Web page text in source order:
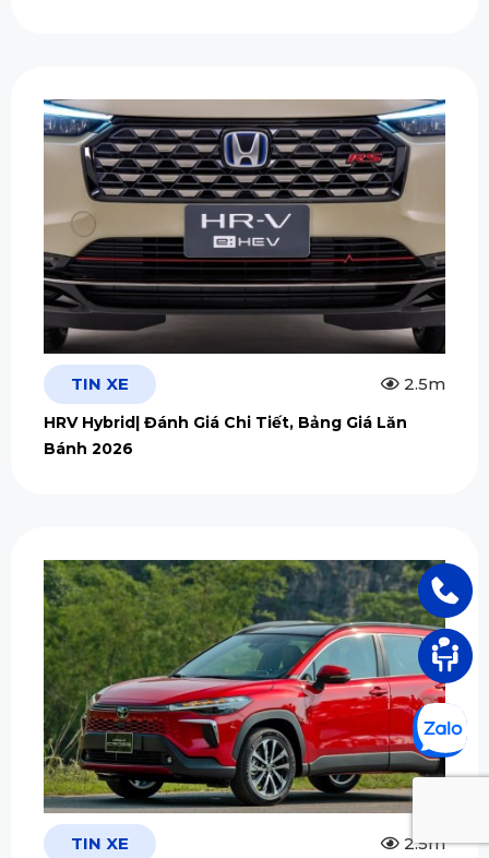
TIN XE 2.5m
HRV Hybrid| Đánh Giá Chi Tiết, Bảng Giá Lăn
Bánh 2026
TIN XE 2.5m